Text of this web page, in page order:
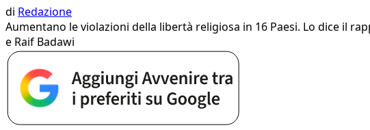
di Redazione
Aumentano le violazioni della libertà religiosa in 16 Paesi. Lo dice il
e Raif Badawi